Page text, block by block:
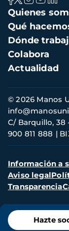
Menú
de
Hazte
Navegación
principal
Quienes
Qué
Dónde
Colabora
Actualidad
Información
de
contacto
© 2026 Manos
C/ Barquillo, 38
900 811 888
Menú
secundario
Información a
Aviso legal
Transparencia